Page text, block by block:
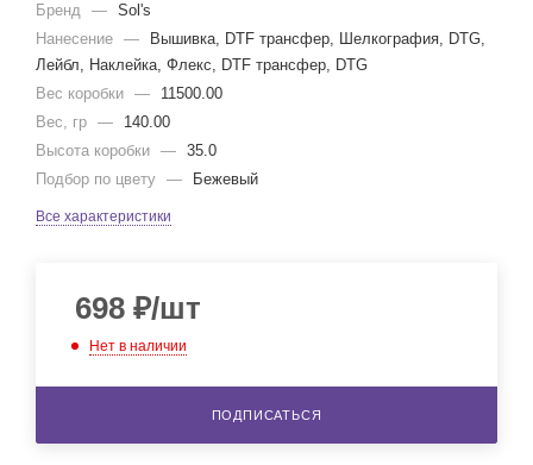
Бренд — Sol's
Нанесение —
Вышивка, DTF трансфер, Шелкография, DTG,
Лейбл, Наклейка, Флекс, DTF трансфер, DTG
Вес коробки —
11500.00
Вес, гр —
140.00
Высота коробки — 35.0
Подбор по цвету — Бежевый
Все характеристики
698 ₽/шт
Нет в наличии
ПОДПИСАТЬСЯ